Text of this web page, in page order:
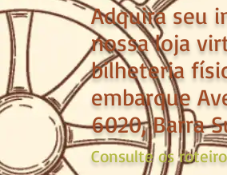
Adquira seu
nossa loja
bilheteria
embarque
6020, Barra
Consulte os